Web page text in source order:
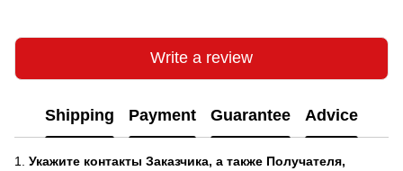
Write a review
Shipping Payment Guarantee Advice
1. Укажите контакты Заказчика, а также Получателя,